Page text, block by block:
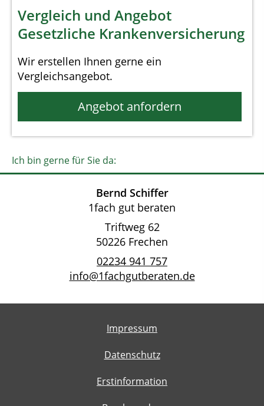
Vergleich und Angebot
Gesetzliche Krankenversicherung
Wir erstellen Ihnen gerne ein
Vergleichsangebot.
Angebot anfordern
Ich bin gerne für Sie da:
Bernd Schiffer
1fach gut beraten
Triftweg 62
50226 Frechen
02234 941 757
info@1fachgutberaten.de
Impressum
Datenschutz
Erstinformation